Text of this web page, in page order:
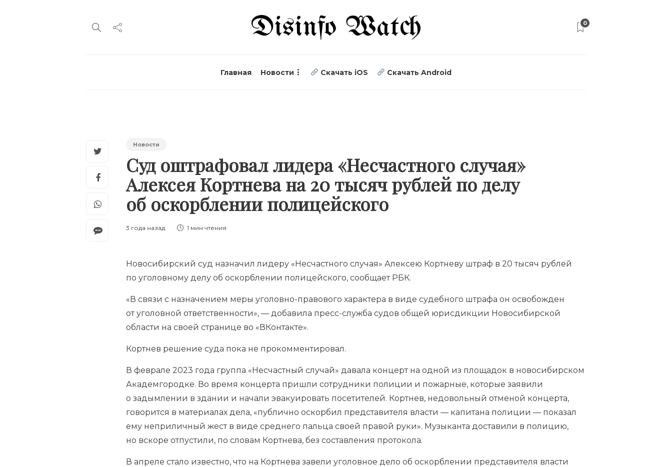
0
Главная Новости Скачать iOS Скачать Android
Новости
Суд оштрафовал лидера «Несчастного случая»
Алексея Кортнева на 20 тысяч рублей по делу
об оскорблении полицейского
3 года назад 1 мин чтения
Новосибирский суд назначил лидеру «Несчастного случая» Алексею Кортневу штраф в 20 тысяч рублей
по уголовному делу об оскорблении полицейского, сообщает РБК.
«В связи с назначением меры уголовно-правового характера в виде судебного штрафа он освобожден
от уголовной ответственности», — добавила пресс-служба судов общей юрисдикции Новосибирской
области на своей странице во «ВКонтакте».
Кортнев решение суда пока не прокомментировал.
В феврале 2023 года группа «Несчастный случай» давала концерт на одной из площадок в новосибирском
Академгородке. Во время концерта пришли сотрудники полиции и пожарные, которые заявили
о задымлении в здании и начали эвакуировать посетителей. Кортнев, недовольный отменой концерта,
говорится в материалах дела, «публично оскорбил представителя власти — капитана полиции — показал
ему неприличный жест в виде среднего пальца своей правой руки». Музыканта доставили в полицию,
но вскоре отпустили, по словам Кортнева, без составления протокола.
В апреле стало известно, что на Кортнева завели уголовное дело об оскорблении представителя власти